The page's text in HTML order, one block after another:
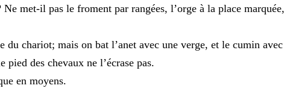
Ne met-il pas le froment par rangées, l’orge à la place marquée,
du chariot; mais on bat l’anet avec une verge, et le cumin avec
pied des chevaux ne l’écrase pas.
en moyens.